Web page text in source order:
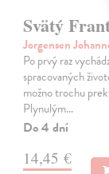
Svätý
Jorgensen
Po prvý raz
spracovaných
možno trochu
Plynulým…
Do 4 dní
14,45 €